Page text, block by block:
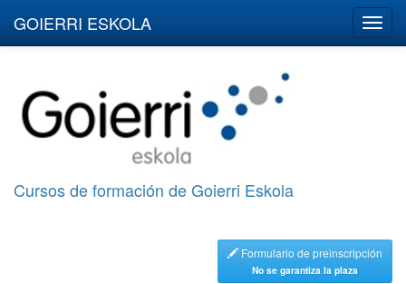
GOIERRI ESKOLA
Cursos de formación de Goierri Eskola
Formulario de preinscripción
No se garantiza la plaza